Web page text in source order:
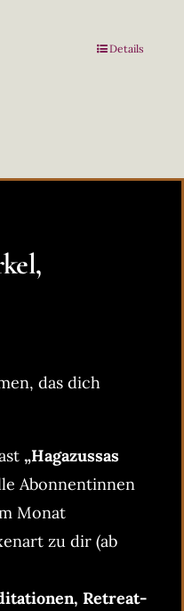
Details
das dich
„Hagazussas
Abonnentinnen
Monat
zu dir (ab
Retreat-